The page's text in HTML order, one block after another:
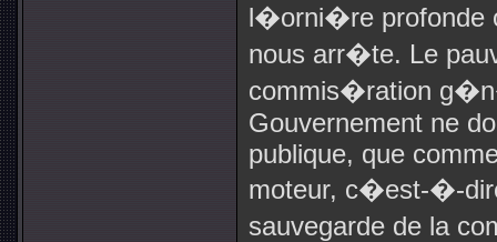
l�orni�re profonde
nous arr�te. Le
commis�ration
Gouvernement ne
publique, que
moteur, c�est-�-
sauvegarde de la